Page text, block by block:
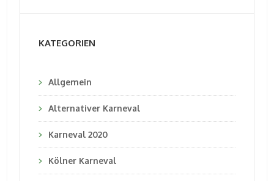
KATEGORIEN
Allgemein
Alternativer Karneval
Karneval 2020
Kölner Karneval